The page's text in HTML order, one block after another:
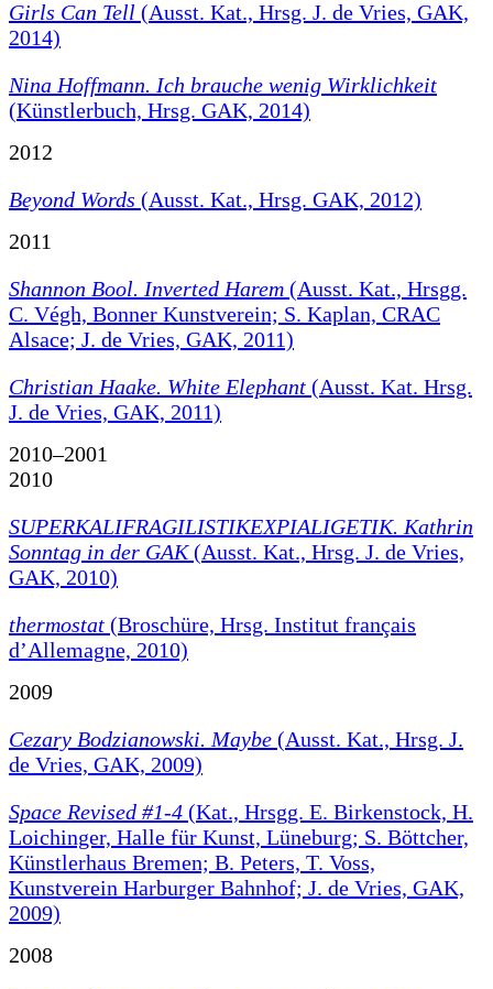
Girls Can Tell (Ausst. Kat., Hrsg. J. de Vries, GAK,
2014)
Nina Hoffmann. Ich brauche wenig Wirklichkeit
(Künstlerbuch, Hrsg. GAK, 2014)
2012
Beyond Words (Ausst. Kat., Hrsg. GAK, 2012)
2011
Shannon Bool. Inverted Harem (Ausst. Kat., Hrsgg.
C. Végh, Bonner Kunstverein; S. Kaplan, CRAC
Alsace; J. de Vries, GAK, 2011)
Christian Haake. White Elephant (Ausst. Kat. Hrsg.
J. de Vries, GAK, 2011)
2010–2001
2010
SUPERKALIFRAGILISTIKEXPIALIGETIK. Kathrin
Sonntag in der GAK(Ausst. Kat., Hrsg. J. de Vries,
GAK, 2010)
thermostat (Broschüre, Hrsg. Institut français
d’Allemagne, 2010)
2009
Cezary Bodzianowski. Maybe (Ausst. Kat., Hrsg. J.
de Vries, GAK, 2009)
Space Revised #1-4 (Kat., Hrsgg. E. Birkenstock, H.
Loichinger, Halle für Kunst, Lüneburg; S. Böttcher,
Künstlerhaus Bremen; B. Peters, T. Voss,
Kunstverein Harburger Bahnhof; J. de Vries, GAK,
2009)
2008